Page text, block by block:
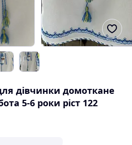
дівчинки домоткане
5-6 роки ріст 122